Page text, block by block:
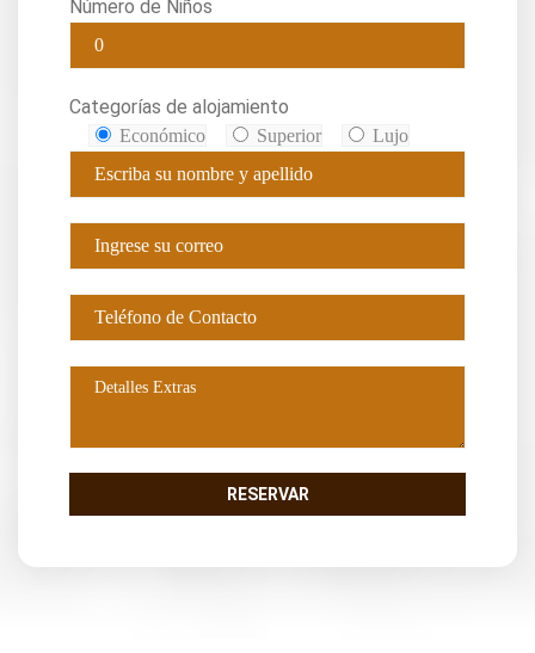
Número de Niños
Categorías de alojamiento
Económico Superior Lujo